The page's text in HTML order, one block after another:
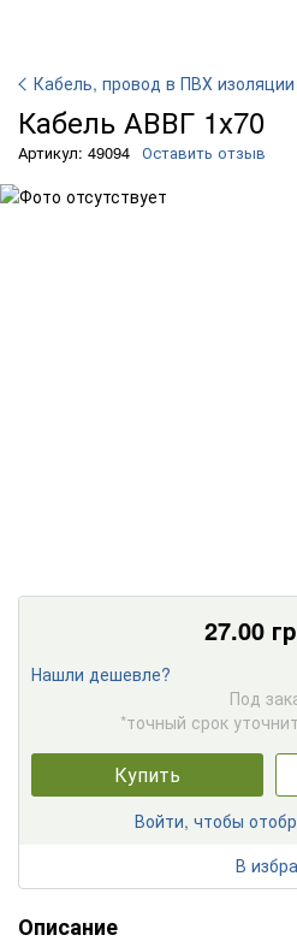
Кабель, провод в ПВХ изоляции
Кабель АВВГ 1х70
Артикул: 49094 Оставить отзыв
27.00
Нашли дешевле?
Под
*точный срок
Купить
Войти, чтобы
В
Описание